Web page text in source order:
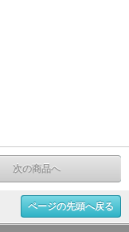
次の商品へ
ページの先頭へ戻る